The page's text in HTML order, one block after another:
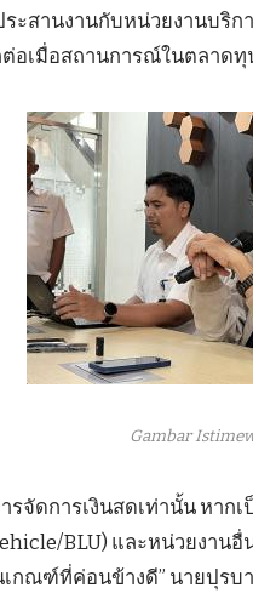
ะสานงานกับหน่วยงานบริก
อเมื่อสถานการณ์ในตลาด
Gambar
รจัดการเงินสดเท่านั้น หา
BLU) และหน่วยงาน
กณฑ์ที่ค่อนข้างดี” นายปุรบ